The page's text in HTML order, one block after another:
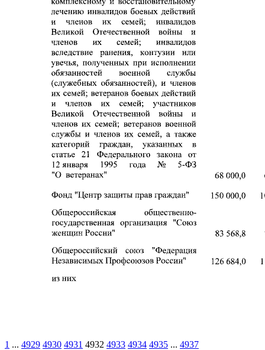
1 ... 4929 4930 4931 4932 4933 4934 4935 ... 4937